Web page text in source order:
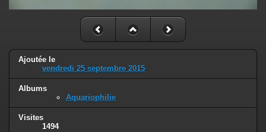
Ajoutée le
vendredi 25 septembre 2015
Albums
Aquariophilie
Visites
1494